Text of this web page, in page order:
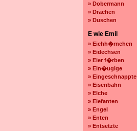
» Dobermann
» Drachen
» Duschen
E wie Emil
» Eichh�rnchen
» Eidechsen
» Eier f�rben
» Ein�ugige
» Eingeschnappte
» Eisenbahn
» Elche
» Elefanten
» Engel
» Enten
» Entsetzte